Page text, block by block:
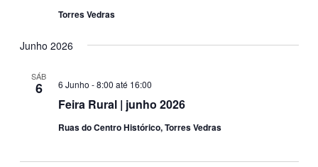
Torres Vedras
Junho 2026
SÁB
6
Feira Rural | junho 2026
6 Junho - 8:00 até 16:00
Ruas do Centro Histórico, Torres Vedras